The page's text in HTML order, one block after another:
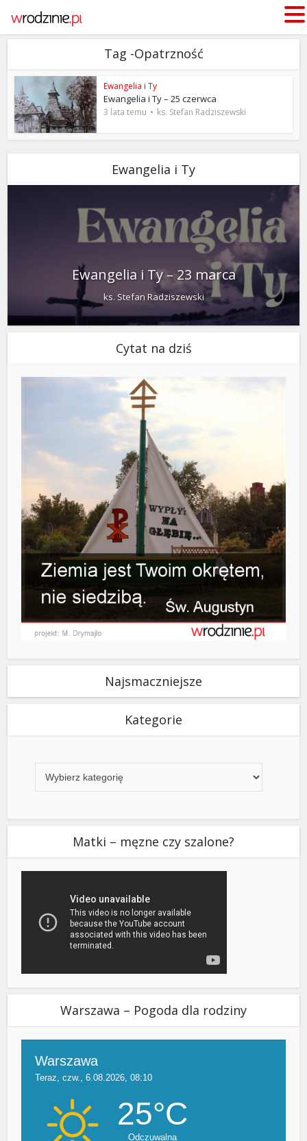
Tag -Opatrzność
Ewangelia i Ty
Ewangelia i Ty – 25 czerwca
3 lata temu ks. Stefan Radziszewski
Ewangelia i Ty
Ewangelia i Ty – 23 marca
ks. Stefan Radziszewski
Cytat na dziś
Najsmaczniejsze
Kategorie
Matki – męzne czy szalone?
Warszawa – Pogoda dla rodziny